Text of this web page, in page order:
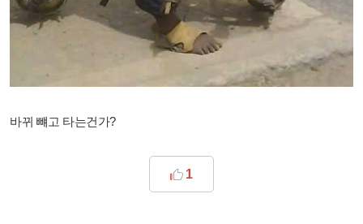
바뀌 뺴고 타는건가?
1